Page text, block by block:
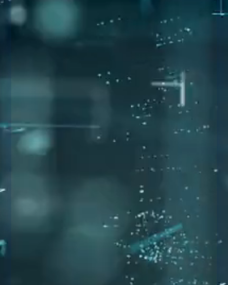
domaine en plein essor. Les applications
permettent à l'industrie de la santé de s'améliorer